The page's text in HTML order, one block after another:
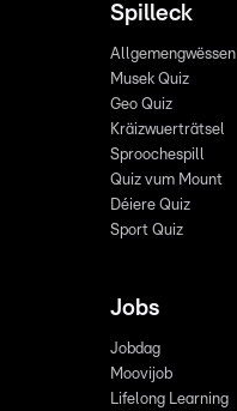
Spilleck
Allgemengwëssen
Musek Quiz
Geo Quiz
Kräizwuerträtsel
Sproochespill
Quiz vum Mount
Déiere Quiz
Sport Quiz
Jobs
Jobdag
Moovijob
Lifelong Learning